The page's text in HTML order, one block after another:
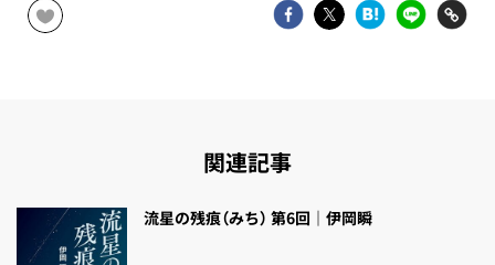
関連記事
流星の残痕（みち） 第6回｜伊岡瞬